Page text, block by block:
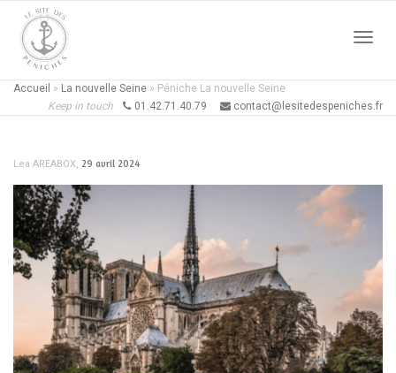
Accueil » La nouvelle Seine » Péniche La nouvelle Seine
Keep in touch
01.42.71.40.79 contact@lesitedespeniches.fr
Lea AREABOX, 29 avril 2024